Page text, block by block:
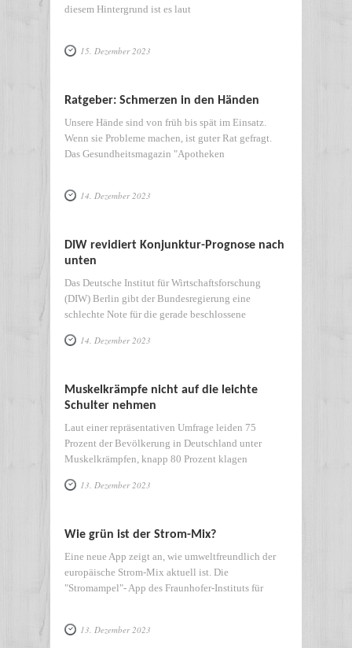
diesem Hintergrund ist es laut
15. Dezember 2023
Ratgeber: Schmerzen in den Händen
Unsere Hände sind von früh bis spät im Einsatz.
Wenn sie Probleme machen, ist guter Rat gefragt.
Das Gesundheitsmagazin "Apotheken
14. Dezember 2023
DIW revidiert Konjunktur-Prognose nach
unten
Das Deutsche Institut für Wirtschaftsforschung
(DIW) Berlin gibt der Bundesregierung eine
schlechte Note für die gerade beschlossene
14. Dezember 2023
Muskelkrämpfe nicht auf die leichte
Schulter nehmen
Laut einer repräsentativen Umfrage leiden 75
Prozent der Bevölkerung in Deutschland unter
Muskelkrämpfen, knapp 80 Prozent klagen
13. Dezember 2023
Wie grün ist der Strom-Mix?
Eine neue App zeigt an, wie umweltfreundlich der
europäische Strom-Mix aktuell ist. Die
"Stromampel"- App des Fraunhofer-Instituts für
13. Dezember 2023